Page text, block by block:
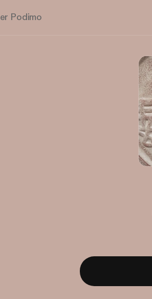
Podimo